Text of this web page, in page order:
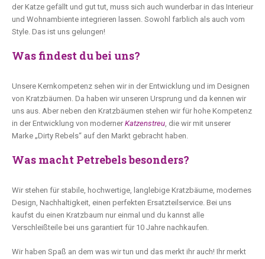
der Katze gefällt und gut tut, muss sich auch wunderbar in das Interieur
und Wohnambiente integrieren lassen. Sowohl farblich als auch vom
Style. Das ist uns gelungen!
Was findest du bei uns?
Unsere Kernkompetenz sehen wir in der Entwicklung und im Designen
von Kratzbäumen. Da haben wir unseren Ursprung und da kennen wir
uns aus. Aber neben den Kratzbäumen stehen wir für hohe Kompetenz
in der Entwicklung von moderner Katzenstreu, die wir mit unserer
Marke „Dirty Rebels“ auf den Markt gebracht haben.
Was macht Petrebels besonders?
Wir stehen für stabile, hochwertige, langlebige Kratzbäume, modernes
Design, Nachhaltigkeit, einen perfekten Ersatzteilservice. Bei uns
kaufst du einen Kratzbaum nur einmal und du kannst alle
Verschleißteile bei uns garantiert für 10 Jahre nachkaufen.
Wir haben Spaß an dem was wir tun und das merkt ihr auch! Ihr merkt